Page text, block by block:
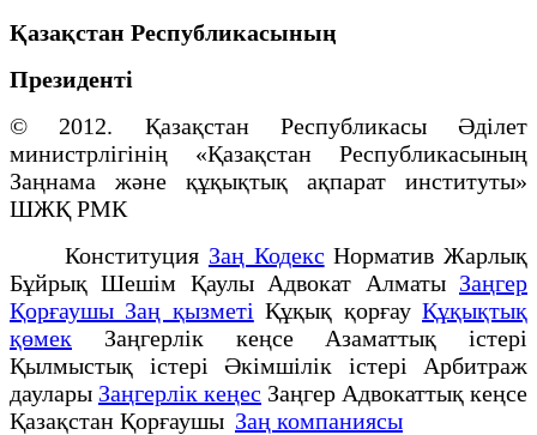
Қазақстан Республикасының
Президенті
© 2012. Қазақстан Республикасы Әділет
министрлігінің «Қазақстан Республикасының
Заңнама және құқықтық ақпарат институты»
ШЖҚ РМК
Конституция Заң Кодекс Норматив Жарлық
Бұйрық Шешім Қаулы Адвокат Алматы Заңгер
Қорғаушы Заң қызметі Құқық қорғауҚұқықтық
қөмек Заңгерлік кеңсе Азаматтық істері
Қылмыстық істері Әкімшілік істері Арбитраж
даулары Заңгерлік кеңес Заңгер Адвокаттық кеңсе
Қазақстан Қорғаушы Заң компаниясы